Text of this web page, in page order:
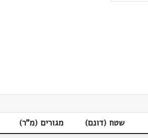
שטח (דונם) מגורים (מ"ר)